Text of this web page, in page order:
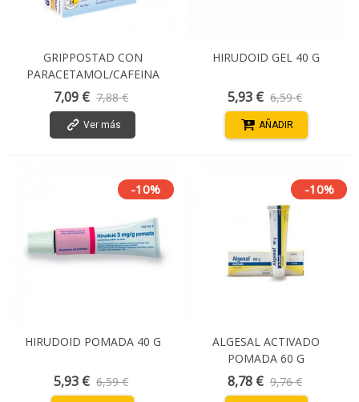
GRIPPOSTAD CON
PARACETAMOL/CAFEINA
300/25/5 MG 24 CAPSULAS
7,09 € 7,88 €
Ver más
HIRUDOID GEL 40 G
5,93 € 6,59 €
AÑADIR
-10%
HIRUDOID POMADA 40 G
5,93 € 6,59 €
-10%
ALGESAL ACTIVADO
POMADA 60 G
8,78 € 9,76 €